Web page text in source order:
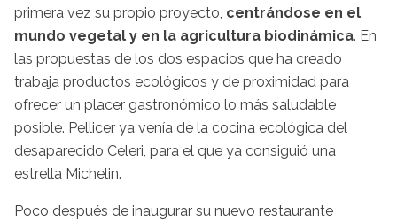
primera vez su propio proyecto, centrándose en el
mundo vegetal y en la agricultura biodinámica. En
las propuestas de los dos espacios que ha creado
trabaja productos ecológicos y de proximidad para
ofrecer un placer gastronómico lo más saludable
posible. Pellicer ya venía de la cocina ecológica del
desaparecido Celeri, para el que ya consiguió una
estrella Michelin.
Poco después de inaugurar su nuevo restaurante